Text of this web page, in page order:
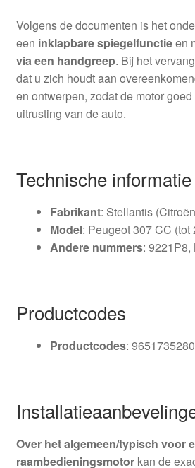
Volgens de documenten is het
een inklapbare spiegelfunctieen
via een handgreep. Bij het
dat u zich houdt aan
en ontwerpen, zodat de motor
uitrusting van de auto.
Technische informatie
Fabrikant: Stellantis
Model: Peugeot 307 CC (tot
Andere nummers: 9221P8,
Productcodes
Productcodes: 9651735280
Over het algemeen/typisch voor
raambedieningsmotorkan de